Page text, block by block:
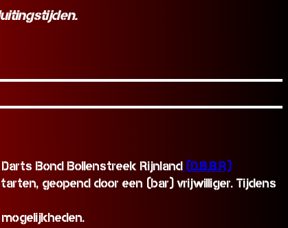
Bond Bollenstreek Rijnland(D.B.B.R)
geopend door een (bar) vrijwilliger. Tijdens